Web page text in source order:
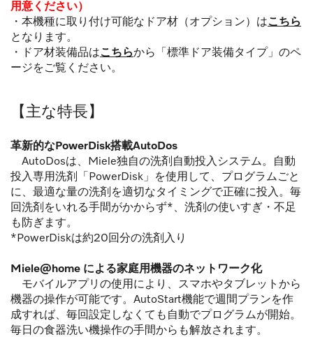
用意ください）
・本機種に取り付け可能なドア材（オプション）はこちら
となります。
・ドア材装備品はこちらから「標準ドア装備タイプ」のペ
ージをご覧ください。
【主な特長】
革新的なPowerDisk搭載AutoDos
AutoDosは、Miele独自の洗剤自動投入システム。自動
投入専用洗剤「PowerDisk」を使用して、プログラムごと
に、最適な量の洗剤を適切なタイミングで正確に投入。毎
回洗剤をいれる手間がかからず*、洗剤の使いすぎ・不足
も防ぎます。
*PowerDiskは約20回分の洗剤入り
Miele@home による家庭用機器のネットワーク化
モバイルアプリの使用により、スマホやタブレットから
機器の操作が可能です。AutoStart機能で週間プランを作
成すれば、毎回設定しなくても自動でプログラムが開始。
毎日の食器洗い機操作の手間からも解放されます。